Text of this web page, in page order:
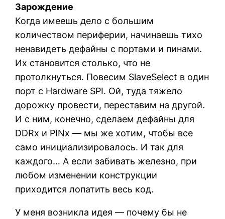
Зарождение
Когда имеешь дело с большим
количеством периферии, начинаешь тихо
ненавидеть дефайны с портами и пинами.
Их становится столько, что не
протолкнуться. Повесим SlaveSelect в один
порт с Hardware SPI. Ой, туда тяжело
дорожку провести, переставим на другой.
И с ним, конечно, сделаем дефайны для
DDRx и PINx — мы же хотим, чтобы все
само инициализировалось. И так для
каждого… А если забивать железно, при
любом изменении конструкции
приходится лопатить весь код.
У меня возникла идея — почему бы не